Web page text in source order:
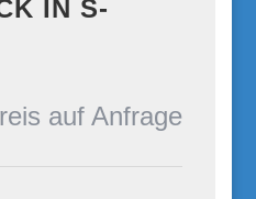
IN S-B
auf Anfrage